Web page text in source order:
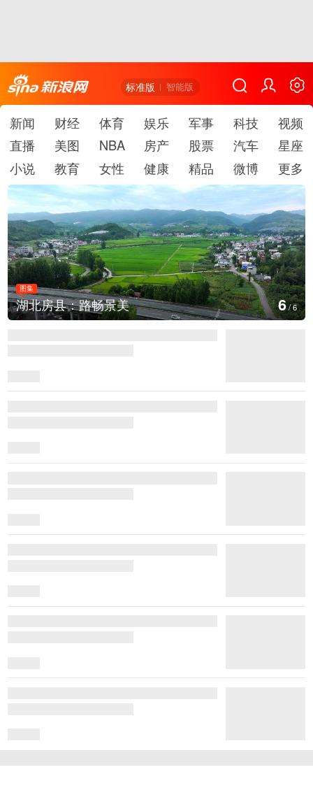
标准版 智能版
新闻 财经 体育 娱乐 军事 科技
视频
直播
美图 NBA 房产 股票 汽车
星座
小说
教育 女性 健康 精品 微博 更多
图集
湖北房县：路畅景美 1/6